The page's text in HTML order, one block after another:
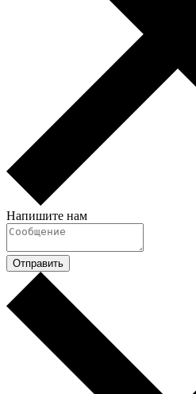
Напишите нам
Отправить